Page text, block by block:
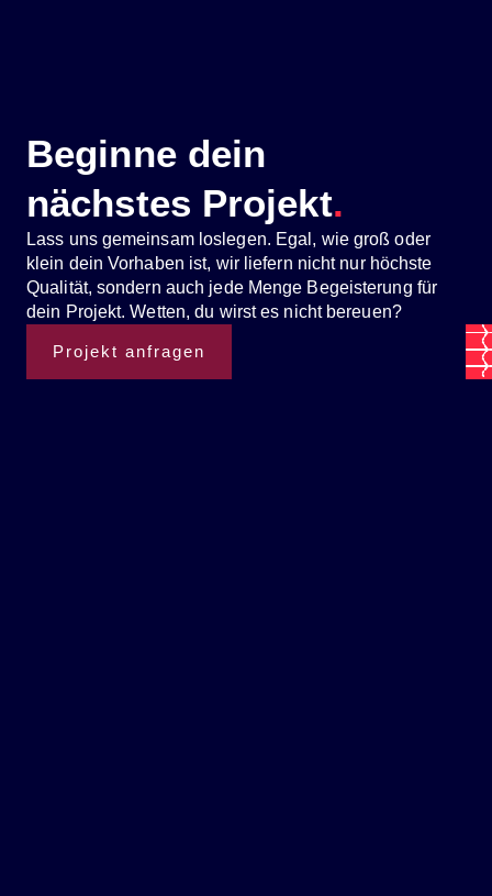
Beginne dein
nächstes Projekt.
Lass uns gemeinsam loslegen. Egal, wie groß oder
klein dein Vorhaben ist, wir liefern nicht nur höchste
Qualität, sondern auch jede Menge Begeisterung für
dein Projekt. Wetten, du wirst es nicht bereuen?
Projekt anfragen